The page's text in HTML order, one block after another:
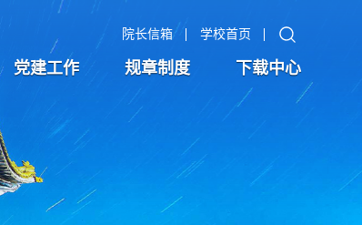
院长信箱 学校首页
党建工作 规章制度 下载中心